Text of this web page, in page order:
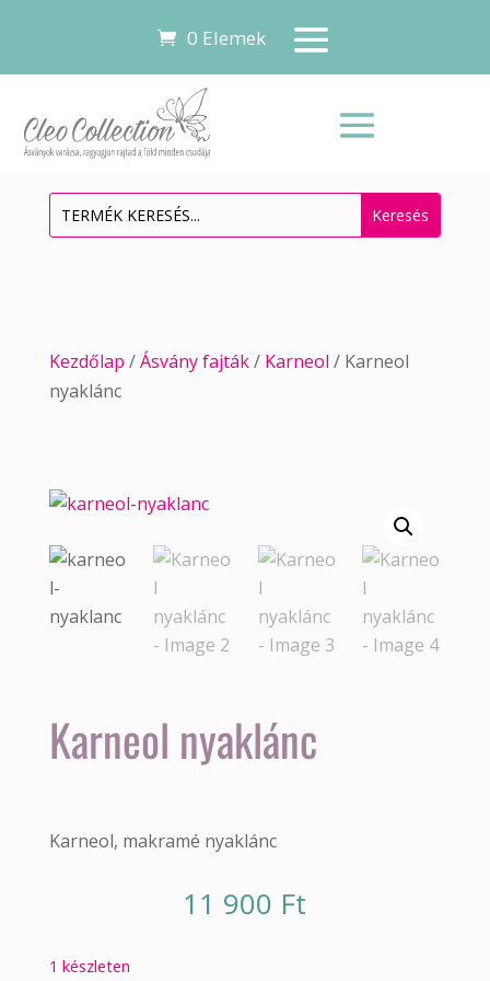
0 Elemek
Kezdőlap /Ásvány fajták/ Karneol / Karneol
nyaklánc
Karneol nyaklánc
Karneol, makramé nyaklánc
11 900 Ft
1 készleten